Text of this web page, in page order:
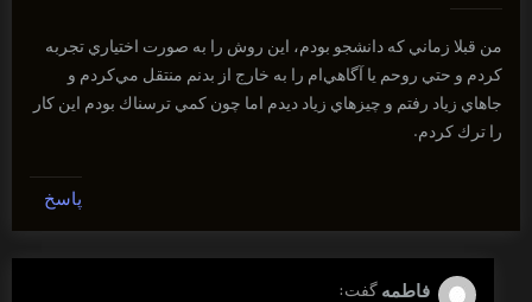
من قبلا زماني كه دانشجو بودم، اين روش را به صورت اختياري تجربه
كردم و حتي روحم يا آگاهي‌ام را به خارج از بدنم منتقل مي‌كردم و
جاهاي زياد رفتم و چيزهاي زياد ديدم اما چون كمي ترسناك بودم اين كار
را ترك كردم.
پاسخ
فاطمه گفت: